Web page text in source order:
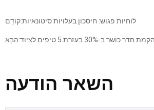
קוֹדֵם:לוחיות פגוש: חיסכון בעלויות סיטונאיות
הַבָּא: ב-30% בעזרת 5 טיפים לציוד
השאר הודעה